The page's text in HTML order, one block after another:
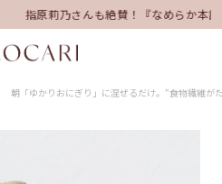
指原莉乃さんも絶賛！『なめらか本舗
朝「ゆかりおにぎり」に混ぜるだけ。“食物繊維が